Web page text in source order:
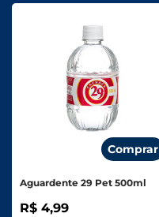
Comprar
Aguardente 29 Pet 500ml
R$ 4,99